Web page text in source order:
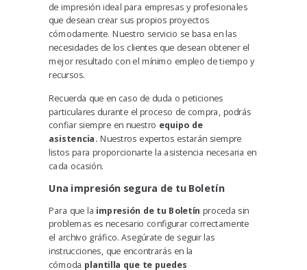
de impresión ideal para empresas y profesionales
que desean crear sus propios proyectos
cómodamente. Nuestro servicio se basa en las
necesidades de los clientes que desean obtener el
mejor resultado con el mínimo empleo de tiempo y
recursos.
Recuerda que en caso de duda o peticiones
particulares durante el proceso de compra, podrás
confiar siempre en nuestro equipo de
asistencia. Nuestros expertos estarán siempre
listos para proporcionarte la asistencia necesaria en
cada ocasión.
Una impresión segura de tu Boletín
Para que la impresión de tu Boletín proceda sin
problemas es necesario configurar correctamente
el archivo gráfico. Asegúrate de seguir las
instrucciones, que encontrarás en la
cómoda plantilla que te puedes